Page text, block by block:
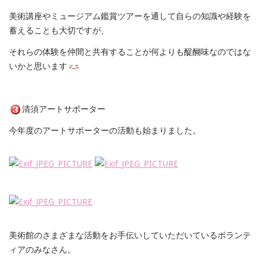
美術講座やミュージアム鑑賞ツアーを通して自らの知識や経験を
蓄えることも大切ですが、
それらの体験を仲間と共有することが何よりも醍醐味なのではな
いかと思います
清須アートサポーター
今年度のアートサポーターの活動も始まりました。
美術館のさまざまな活動をお手伝いしていただいているボランテ
ィアのみなさん。